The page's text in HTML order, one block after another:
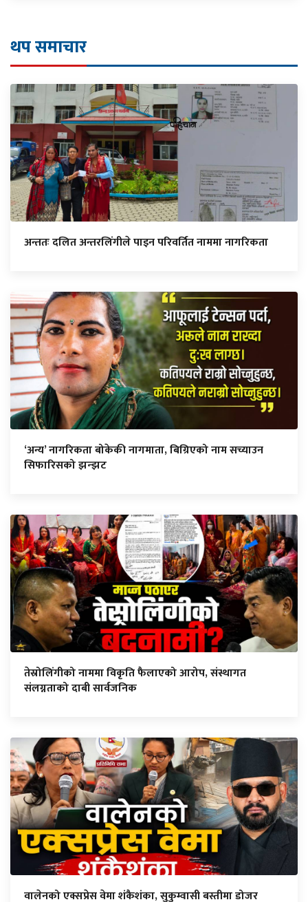
थप समाचार
अन्ततः दलित अन्तरलिंगीले पाइन परिवर्तित नाममा नागरिकता
‘अन्य’ नागरिकता बोकेकी नागमाता, बिग्रिएको नाम सच्याउन
सिफारिसको झन्झट
तेस्रोलिंगीको नाममा विकृति फैलाएको आरोप, संस्थागत
संलग्नताको दाबी सार्वजनिक
वालेनको एक्सप्रेस वेमा शंकैशंका, सुकुम्वासी बस्तीमा डोजर